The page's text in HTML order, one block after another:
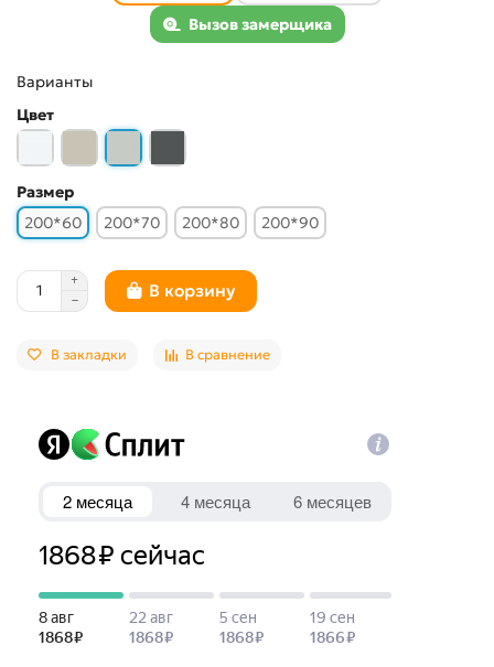
Вызов замерщика
Варианты
Цвет
Размер
200*60
200*70 200*80 200*90
В корзину
В закладки В сравнение